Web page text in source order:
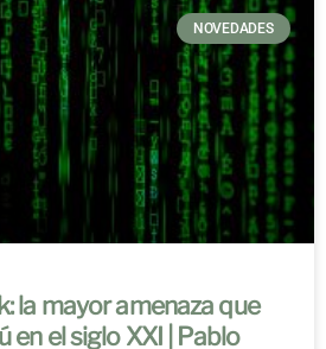
NOVEDADES
la mayor amenaza que
en el siglo XXI | Pablo